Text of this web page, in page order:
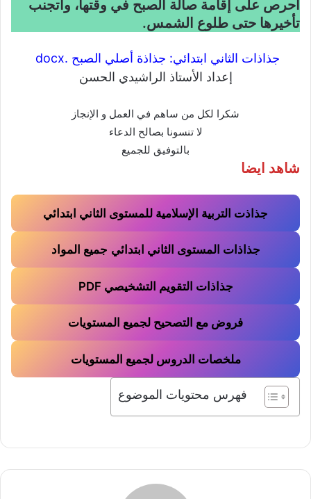
أحرص على إقامة صالة الصبح في وقتها، وأتجنب
تأخيرها حتى طلوع الشمس.
جذاذات الثاني ابتدائي: جذاذة أصلي الصبح .docx
إعداد الأستاذ الراشيدي الحسن
شكرا لكل من ساهم في العمل و الإنجاز
لا تنسونا بصالح الدعاء
بالتوفيق للجميع
شاهد ايضا
جذاذت التربية الإسلامية للمستوى الثاني ابتدائي
جذاذات المستوى الثاني ابتدائي جميع المواد
جذاذات التقويم التشخيصي PDF
فروض مع التصحيح لجميع المستويات
ملخصات الدروس لجميع المستويات
فهرس محتويات الموضوع